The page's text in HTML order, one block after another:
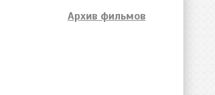
Архив фильмов